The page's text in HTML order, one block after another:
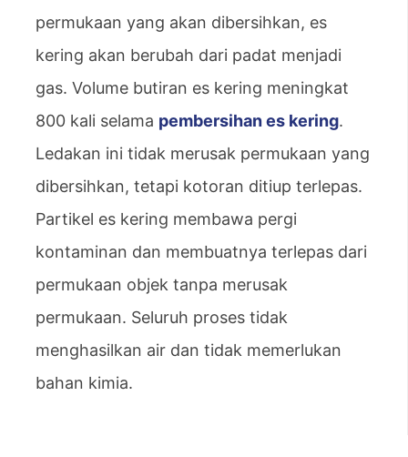
permukaan yang akan dibersihkan, es
kering akan berubah dari padat menjadi
gas. Volume butiran es kering meningkat
800 kali selama pembersihan es kering.
Ledakan ini tidak merusak permukaan yang
dibersihkan, tetapi kotoran ditiup terlepas.
Partikel es kering membawa pergi
kontaminan dan membuatnya terlepas dari
permukaan objek tanpa merusak
permukaan. Seluruh proses tidak
menghasilkan air dan tidak memerlukan
bahan kimia.